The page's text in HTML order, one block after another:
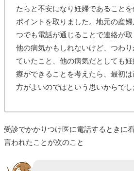
たらと不安になり妊婦であること
ポイントを取りました。地元の産
つでも電話が通じることで連絡が
他の病気かもしれないけど、つわ
ていたこと、他の病気だとしても
療ができることを考えたら、最初
方がよいのではという思いからでし
受診でかかりつけ医に電話するときに
言われたことが次のこと